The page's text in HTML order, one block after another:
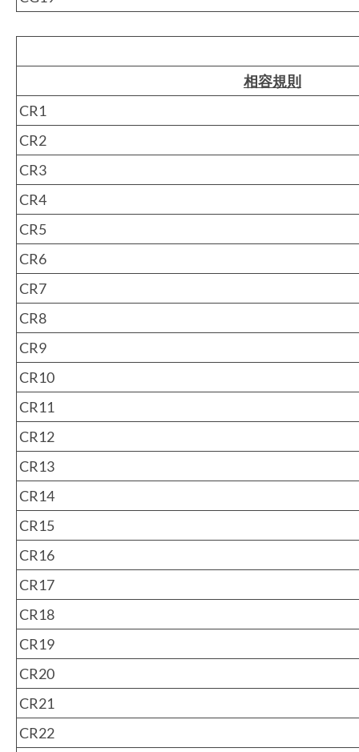
相容規則
CR1
CR2
CR3
CR4
CR5
CR6
CR7
CR8
CR9
CR10
CR11
CR12
CR13
CR14
CR15
CR16
CR17
CR18
CR19
CR20
CR21
CR22